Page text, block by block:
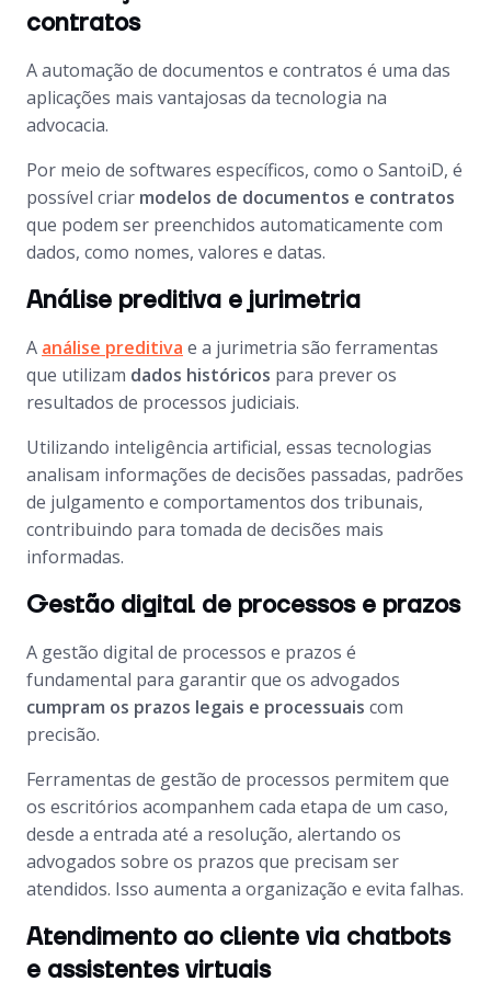
contratos
A automação de documentos e contratos é uma das
aplicações mais vantajosas da tecnologia na
advocacia.
Por meio de softwares específicos, como o SantoiD, é
possível criar modelos de documentos e contratos
que podem ser preenchidos automaticamente com
dados, como nomes, valores e datas.
Análise preditiva e jurimetria
A análise preditiva e a jurimetria são ferramentas
que utilizam dados históricos para prever os
resultados de processos judiciais.
Utilizando inteligência artificial, essas tecnologias
analisam informações de decisões passadas, padrões
de julgamento e comportamentos dos tribunais,
contribuindo para tomada de decisões mais
informadas.
Gestão digital de processos e prazos
A gestão digital de processos e prazos é
fundamental para garantir que os advogados
cumpram os prazos legais e processuais com
precisão.
Ferramentas de gestão de processos permitem que
os escritórios acompanhem cada etapa de um caso,
desde a entrada até a resolução, alertando os
advogados sobre os prazos que precisam ser
atendidos. Isso aumenta a organização e evita falhas.
Atendimento ao cliente via chatbots
e assistentes virtuais